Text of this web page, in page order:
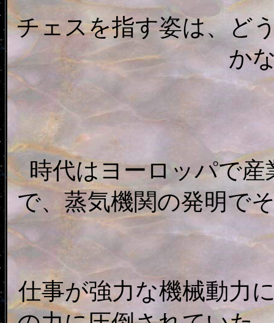
チェスを指す姿は、ど
か
時代はヨーロッパで
で、蒸気機関の発明で
仕事が強力な機械動力